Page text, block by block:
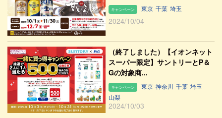
キャンペーン 東京 千葉 埼玉
2024/10/04
（終了しました）【イオンネット
スーパー限定】サントリーとP＆
Gの対象商...
キャンペーン 東京 神奈川 千葉 埼玉
山梨
2024/10/03